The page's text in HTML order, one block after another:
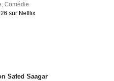
,Comédie
sur Netflix
Safed Saagar